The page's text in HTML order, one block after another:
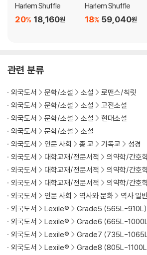
Harlem Shuffle
18,160원
20%
Harlem Shuffle
59,040원
18%
관련 분류
외국도서 문학/소설 소설
로맨스/칙릿
외국도서
문학/소설 소설
고전소설
외국도서
문학/소설 소설
현대소설
외국도서
문학/소설
소설
외국도서
인문 사회 종 교 기독교
성경
외국도서
대학교재/전문서적 의약학/간호
외국도서
대학교재/전문서적 의약학/간호
외국도서
대학교재/전문서적 의약학/간호
외국도서
인문 사회 역사와 문화
역사 일
외국도서
Lexile®
Grade5 (565L-910L)
외국도서
Lexile®
Grade6 (665L-
외국도서
Lexile®
Grade7 (735L-
외국도서
Lexile®
Grade8 (805L-